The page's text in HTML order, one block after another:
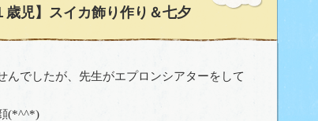
歳児】スイカ飾り作り＆七夕
んでしたが、先生がエプロンシアターをして
(*^^*)